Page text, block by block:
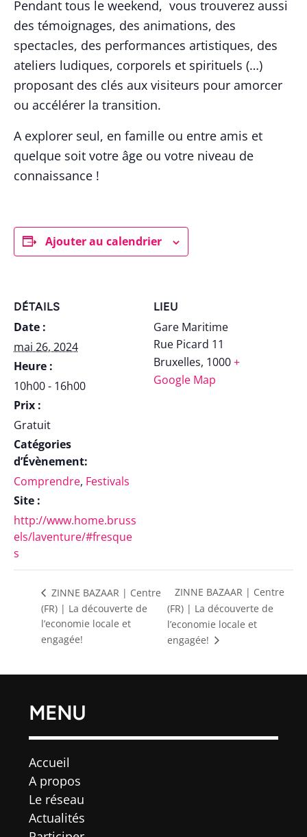
Pendant tous le weekend, vous trouverez aussi
des témoignages, des animations, des
spectacles, des performances artistiques, des
ateliers ludiques, corporels et spirituels (…)
proposant des clés aux visiteurs pour amorcer
ou accélérer la transition.
A explorer seul, en famille ou entre amis et
quelque soit votre âge ou votre niveau de
connaissance !
Ajouter au calendrier
DÉTAILS
Date :
mai 26, 2024
Heure :
10h00 - 16h00
Prix :
Gratuit
Catégories
d’Évènement:
Comprendre, Festivals
Site :
http://www.home.bruss
els/laventure/#fresque
s
LIEU
Gare Maritime
Rue Picard 11
Bruxelles, 1000+
Google Map
ZINNE BAZAAR | Centre
(FR) | La découverte de
l’economie locale et
engagée!
ZINNE BAZAAR | Centre
(FR) | La découverte de
l’economie locale et
engagée!
MENU
Accueil
A propos
Le réseau
Actualités